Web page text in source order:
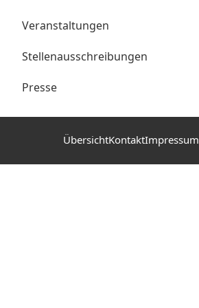
Veranstaltungen
Stellenausschreibungen
Presse
ÜbersichtKontaktImpressum